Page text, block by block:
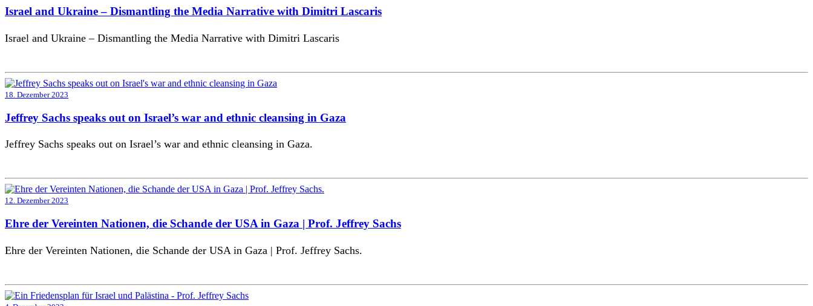
Israel and Ukraine – Dismantling the Media Narrative with Dimitri Lascaris
Israel and Ukraine – Dismantling the Media Narrative with Dimitri Lascaris
18. Dezember 2023
Jeffrey Sachs speaks out on Israel’s war and ethnic cleansing in Gaza
Jeffrey Sachs speaks out on Israel’s war and ethnic cleansing in Gaza.
12. Dezember 2023
Ehre der Vereinten Nationen, die Schande der USA in Gaza | Prof. Jeffrey Sachs
Ehre der Vereinten Nationen, die Schande der USA in Gaza | Prof. Jeffrey Sachs.